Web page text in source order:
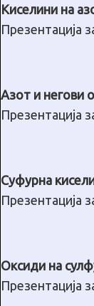
Киселини на
Презентација
Азот и негови
Презентација
Суфурна
Презентација
Оксиди на
Презентација